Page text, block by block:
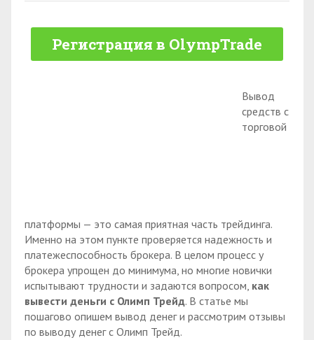
Регистрация в OlympTrade
Вывод
средств с
торговой
платформы — это самая приятная часть трейдинга.
Именно на этом пункте проверяется надежность и
платежеспособность брокера. В целом процесс у
брокера упрощен до минимума, но многие новички
испытывают трудности и задаются вопросом, как
вывести деньги с Олимп Трейд. В статье мы
пошагово опишем вывод денег и рассмотрим отзывы
по выводу денег с Олимп Трейд.